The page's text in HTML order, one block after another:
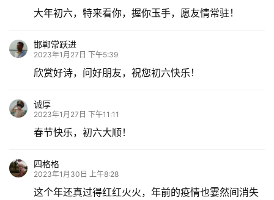
大年初六，特来看你，握你玉手，愿友情常驻！
邯郸常跃进
2023年1月27日 下午5:39
欣赏好诗，问好朋友，祝您初六快乐！
诚厚
2023年1月27日 下午11:11
春节快乐，初六大顺！
四格格
2023年1月30日 上午8:28
这个年还真过得红红火火，年前的疫情也霎然间消失